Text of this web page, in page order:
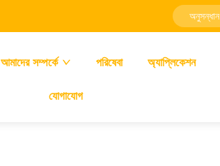
আমাদের সম্পর্কে পরিষেবা অ্যাপ্লিকেশন
যোগাযোগ